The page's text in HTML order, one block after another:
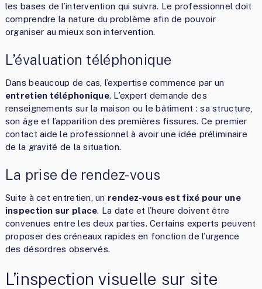
les bases de l’intervention qui suivra. Le professionnel doit
comprendre la nature du problème afin de pouvoir
organiser au mieux son intervention.
L’évaluation téléphonique
Dans beaucoup de cas, l’expertise commence par un
entretien téléphonique. L’expert demande des
renseignements sur la maison ou le bâtiment : sa structure,
son âge et l’apparition des premières fissures. Ce premier
contact aide le professionnel à avoir une idée préliminaire
de la gravité de la situation.
La prise de rendez-vous
Suite à cet entretien, un rendez-vous est fixé pour une
inspection sur place. La date et l’heure doivent être
convenues entre les deux parties. Certains experts peuvent
proposer des créneaux rapides en fonction de l’urgence
des désordres observés.
L’inspection visuelle sur site